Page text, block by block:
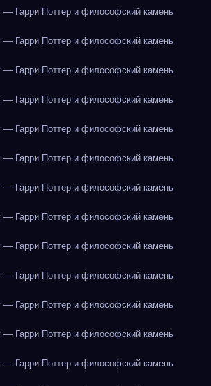
— Гарри Поттер и философский камень
— Гарри Поттер и философский камень
— Гарри Поттер и философский камень
— Гарри Поттер и философский камень
— Гарри Поттер и философский камень
— Гарри Поттер и философский камень
— Гарри Поттер и философский камень
— Гарри Поттер и философский камень
— Гарри Поттер и философский камень
— Гарри Поттер и философский камень
— Гарри Поттер и философский камень
— Гарри Поттер и философский камень
— Гарри Поттер и философский камень